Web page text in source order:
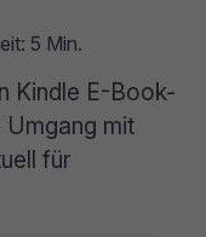
5 Min.
Kindle E-Book-
Umgang mit
für